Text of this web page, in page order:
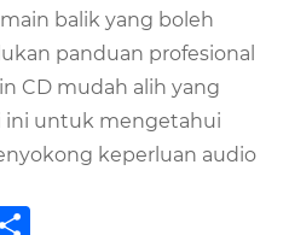
balik yang boleh
panduan profesional
CD mudah alih yang
ini untuk mengetahui
keperluan audio